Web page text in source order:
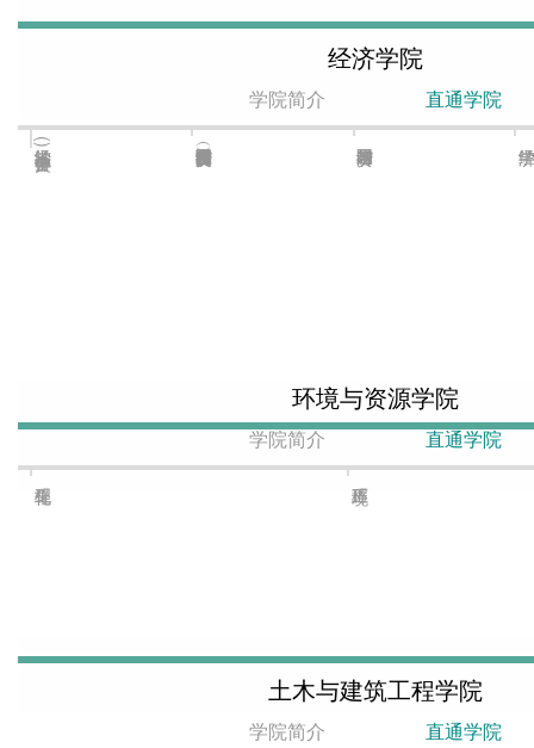
经济学院
学院简介 直通学院
经济学(中美合作办学)
环境与资源学院
学院简介 直通学院
土木与建筑工程学院
学院简介 直通学院